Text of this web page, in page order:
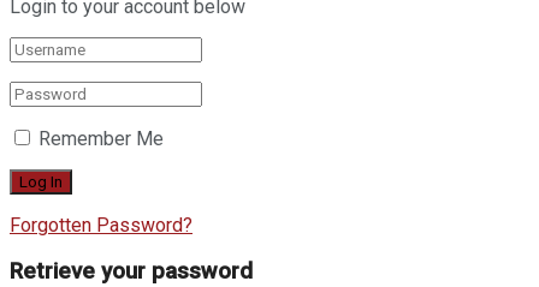
Login to your account below
Remember Me
Forgotten Password?
Retrieve your password